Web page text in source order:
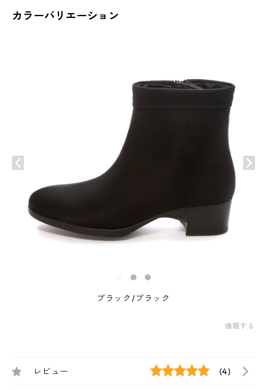
カラーバリエーション
ブラック/ブラック
通報する
レビュー (4)